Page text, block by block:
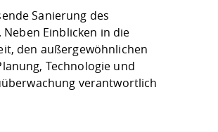
Sanierung des
Einblicken in die
den außergewöhnlichen
Technologie und
verantwortlich